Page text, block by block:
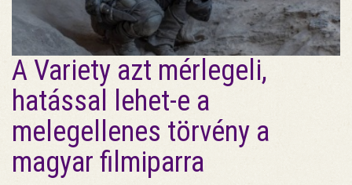
A Variety azt mérlegeli,
hatással lehet-e a
melegellenes törvény a
magyar filmiparra